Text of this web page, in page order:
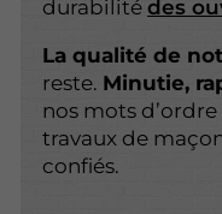
durabilitédes
La qualité de
reste. Minutie,
nos mots
travaux de
confiés.